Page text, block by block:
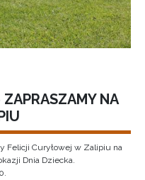
NA
Felicji Curyłowej w Zalipiu na
Dnia Dziecka.